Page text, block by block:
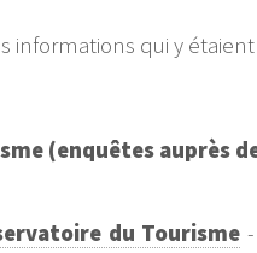
informations qui y
(enquêtes auprès
du Tourisme -